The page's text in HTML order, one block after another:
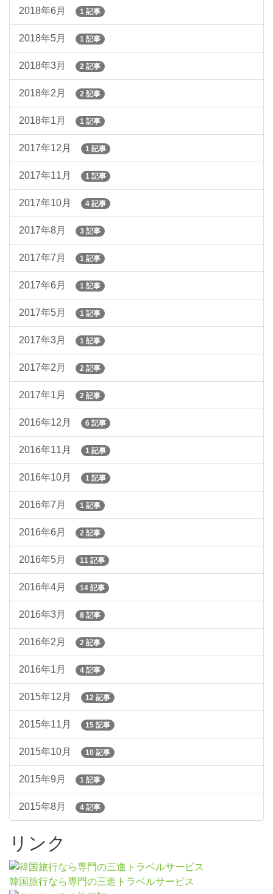
2018年6月 1 記事
2018年5月 1 記事
2018年3月 2 記事
2018年2月 2 記事
2018年1月 1 記事
2017年12月 1 記事
2017年11月 1 記事
2017年10月 4 記事
2017年8月 3 記事
2017年7月 1 記事
2017年6月 1 記事
2017年5月 1 記事
2017年3月 1 記事
2017年2月 2 記事
2017年1月 2 記事
2016年12月 6 記事
2016年11月 1 記事
2016年10月 1 記事
2016年7月 1 記事
2016年6月 2 記事
2016年5月 11 記事
2016年4月 14 記事
2016年3月 8 記事
2016年2月 2 記事
2016年1月 4 記事
2015年12月 12 記事
2015年11月 15 記事
2015年10月 10 記事
2015年9月 1 記事
2015年8月 4 記事
リンク
韓国旅行なら専門の三進トラベルサービス